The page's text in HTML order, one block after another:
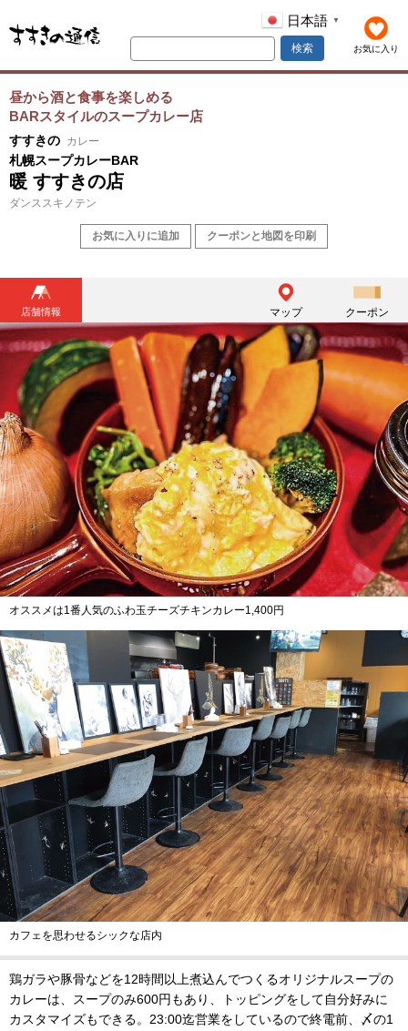
お気に入り
日本語 ▼
検索
昼から酒と食事を楽しめる
BARスタイルのスープカレー店
すすきの カレー
札幌スープカレーBAR
暖 すすきの店
ダンススキノテン
お気に入りに追加 クーポンと地図を印刷
店舗情報 マップ クーポン
オススメは1番人気のふわ玉チーズチキンカレー1,400円
カフェを思わせるシックな店内
鶏ガラや豚骨などを12時間以上煮込んでつくるオリジナルスープの
カレーは、スープのみ600円もあり、トッピングをして自分好みに
カスタマイズもできる。23:00迄営業をしているので終電前、〆の1